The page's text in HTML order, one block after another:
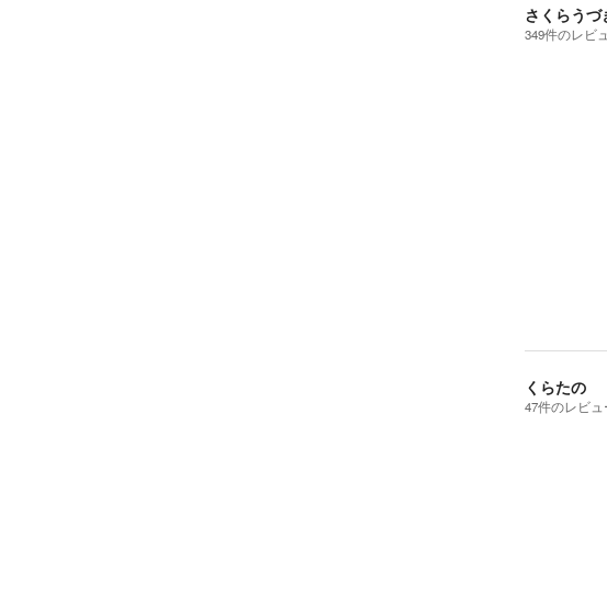
さくらうづ
349件のレビ
くらたの
47件のレビュ